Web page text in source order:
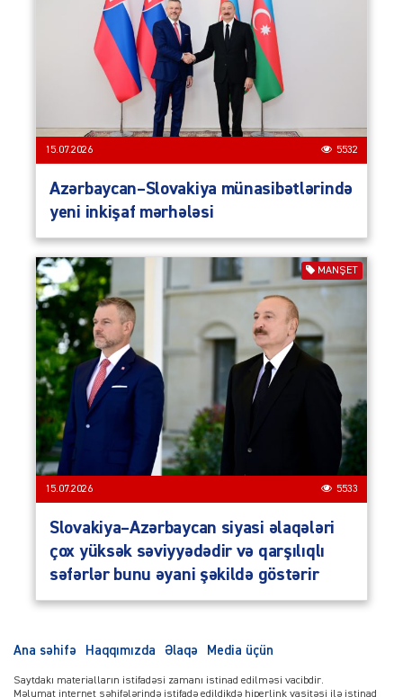
15.07.2026 5532
Azərbaycan–Slovakiya münasibətlərində
yeni inkişaf mərhələsi
MANŞET
15.07.2026 5533
Slovakiya–Azərbaycan siyasi əlaqələri
çox yüksək səviyyədədir və qarşılıqlı
səfərlər bunu əyani şəkildə göstərir
Ana səhifə Haqqımızda Əlaqə Media üçün
Saytdakı materialların istifadəsi zamanı istinad edilməsi vacibdir.
Məlumat internet səhifələrində istifadə edildikdə hiperlink vasitəsi ilə istinad